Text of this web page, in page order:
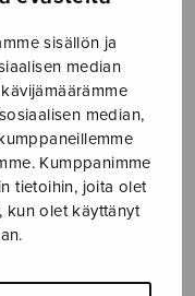
sisällön ja
median
median,
Kumppanimme
tietoihin, joita olet
kun olet käyttänyt